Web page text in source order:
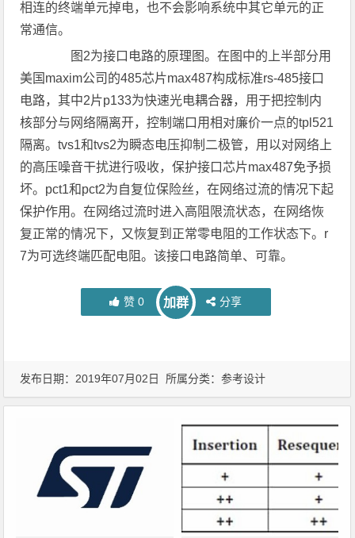
相连的终端单元掉电，也不会影响系统中其它单元的正
常通信。
图2为接口电路的原理图。在图中的上半部分用
美国maxim公司的485芯片max487构成标准rs-485接口
电路，其中2片p133为快速光电耦合器，用于把控制内
核部分与网络隔离开，控制端口用相对廉价一点的tpl521
隔离。tvs1和tvs2为瞬态电压抑制二极管，用以对网络上
的高压噪音干扰进行吸收，保护接口芯片max487免予损
坏。pct1和pct2为自复位保险丝，在网络过流的情况下起
保护作用。在网络过流时进入高阻限流状态，在网络恢
复正常的情况下，又恢复到正常零电阻的工作状态下。r
7为可选终端匹配电阻。该接口电路简单、可靠。
赞 0 加群 分享
发布日期：2019年07月02日 所属分类：参考设计